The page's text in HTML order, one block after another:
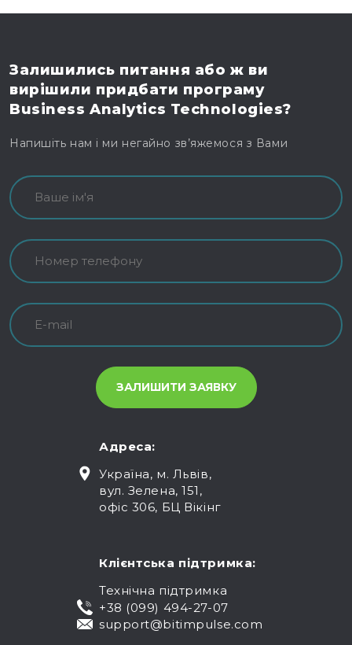
Залишились питання або ж ви
вирішили придбати програму
Business Analytics Technologies?
Напишіть нам і ми негайно зв’яжемося з Вами
Адреса:
Україна, м. Львів,
вул. Зелена, 151,
офіс 306, БЦ Вікінг
Клієнтська підтримка:
Технічна підтримка
+38 (099) 494-27-07
support@bitimpulse.com